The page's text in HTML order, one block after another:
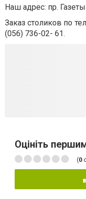
Наш адрес: пр.
Заказ столиков по
(056) 736-02- 61.
Оцініть
(0